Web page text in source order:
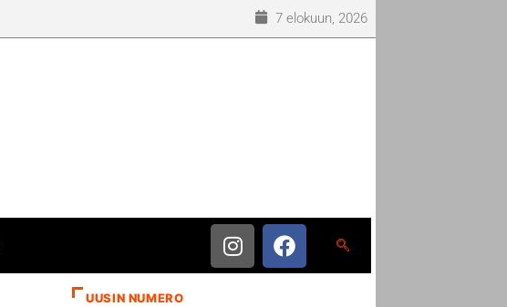
7 elokuun, 2026
UUSIN NUMERO